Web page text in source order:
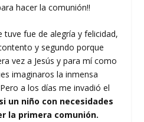
hacer la comunión!!
tuve fue de alegría y felicidad,
y segundo porque
vez a Jesús y para mí como
imaginaros la inmensa
a los días me invadió el
un niño con necesidades
la primera comunión.